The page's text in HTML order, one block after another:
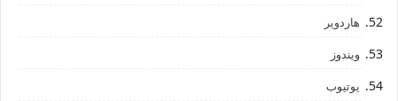
هاردوير
ويندوز
يوتيوب